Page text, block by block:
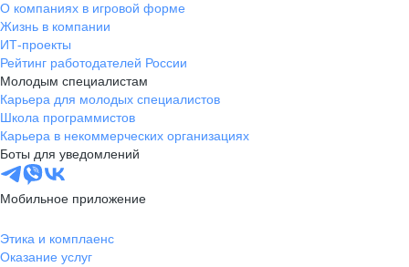
О компаниях в игровой форме
Жизнь в компании
ИТ-проекты
Рейтинг работодателей России
Молодым специалистам
Карьера для молодых специалистов
Школа программистов
Карьера в некоммерческих организациях
Боты для уведомлений
Мобильное приложение
Этика и комплаенс
Оказание услуг